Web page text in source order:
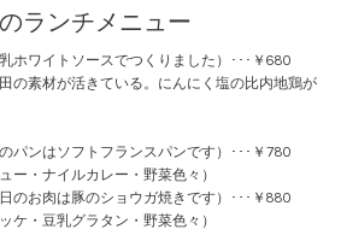
ランチメニュー
ホワイトソースでつくりました）･･･￥680
の素材が活きている。にんにく塩の比内地鶏が
パンはソフトフランスパンです）･･･￥780
・ナイルカレー・野菜色々）
のお肉は豚のショウガ焼きです）･･･￥880
・豆乳グラタン・野菜色々）